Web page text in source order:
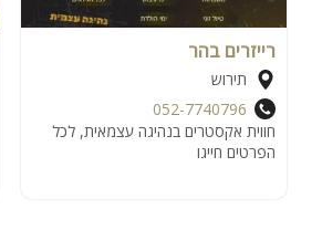
רייזרים בהר
תירוש
052-7740796
חווית אקסטרים בנהיגה עצמאית, לכל
הפרטים חייגו